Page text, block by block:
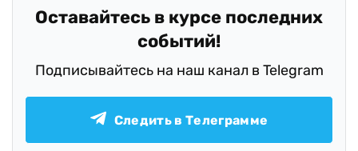
Оставайтесь в курсе последних
событий!
Подписывайтесь на наш канал в Telegram
Следить в Телеграмме